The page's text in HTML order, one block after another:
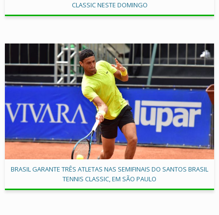
CLASSIC NESTE DOMINGO
BRASIL GARANTE TRÊS ATLETAS NAS SEMIFINAIS DO SANTOS BRASIL
TENNIS CLASSIC, EM SÃO PAULO